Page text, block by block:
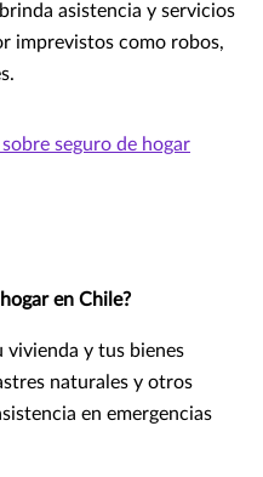
asistencia y servicios
imprevistos como robos,
seguro de hogar
en Chile?
vivienda y tus bienes
naturales y otros
en emergencias